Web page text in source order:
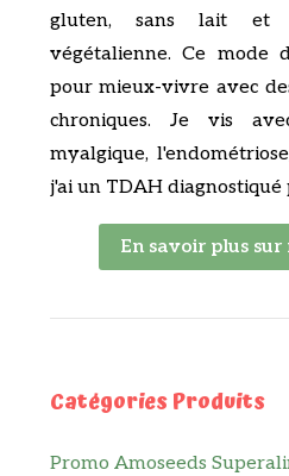
gluten, sans lait et
végétalienne. Ce mode
pour mieux-vivre avec
chroniques. Je vis
myalgique,
j'ai un TDAH
En savoir plus
Catégories Produits
Promo Amoseeds